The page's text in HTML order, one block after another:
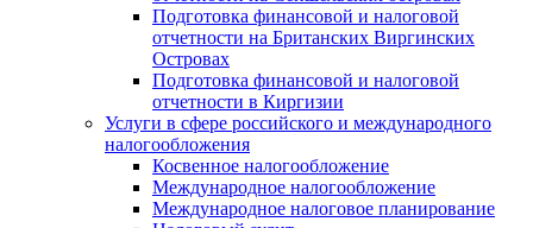
Подготовка финансовой и налоговой
отчетности на Британских Виргинских
Островах
Подготовка финансовой и налоговой
отчетности в Киргизии
Услуги в сфере российского и международного
налогообложения
Косвенное налогообложение
Международное налогообложение
Международное налоговое планирование